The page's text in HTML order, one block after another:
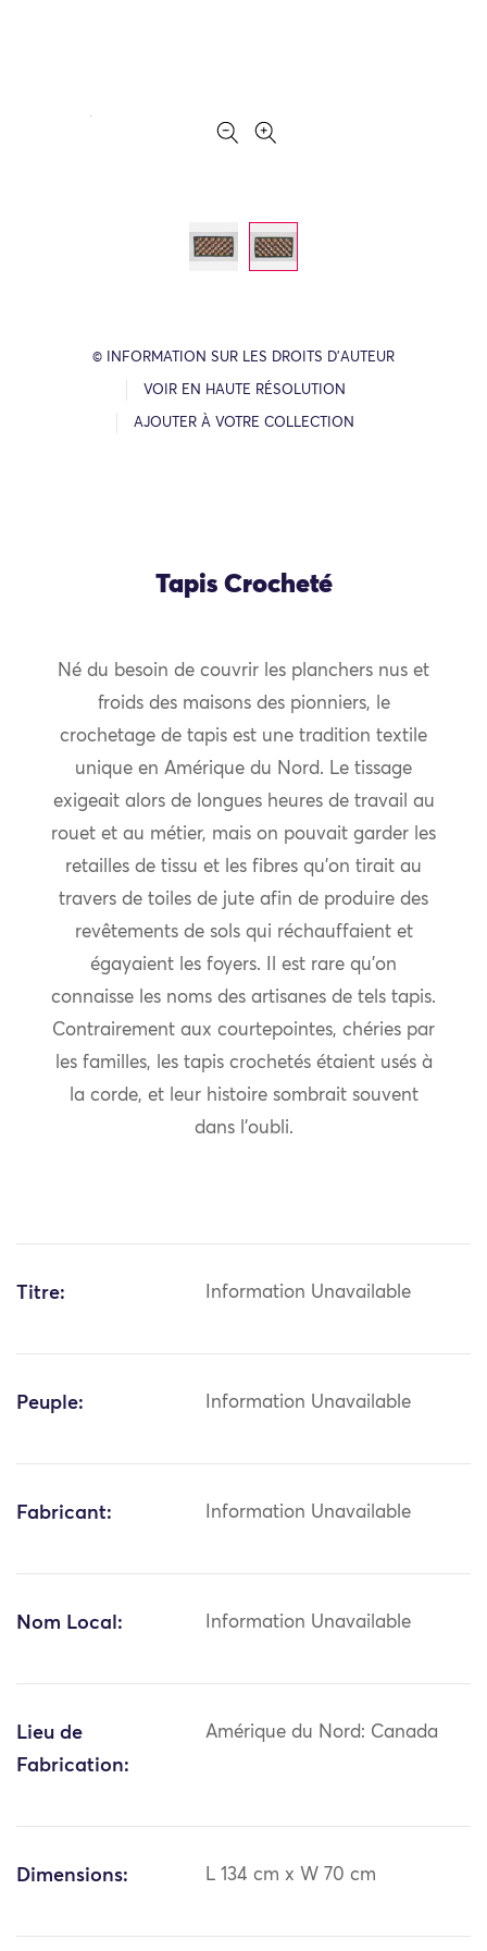
© INFORMATION SUR LES DROITS D’AUTEUR
VOIR EN HAUTE RÉSOLUTION
AJOUTER À VOTRE COLLECTION
Tapis Crocheté
Né du besoin de couvrir les planchers nus et
froids des maisons des pionniers, le
crochetage de tapis est une tradition textile
unique en Amérique du Nord. Le tissage
exigeait alors de longues heures de travail au
rouet et au métier, mais on pouvait garder les
retailles de tissu et les fibres qu’on tirait au
travers de toiles de jute afin de produire des
revêtements de sols qui réchauffaient et
égayaient les foyers. Il est rare qu’on
connaisse les noms des artisanes de tels tapis.
Contrairement aux courtepointes, chéries par
les familles, les tapis crochetés étaient usés à
la corde, et leur histoire sombrait souvent
dans l’oubli.
Titre: Information Unavailable
Peuple: Information Unavailable
Fabricant: Information Unavailable
Nom Local: Information Unavailable
Lieu de
Fabrication:
Amérique du Nord: Canada
Dimensions: L 134 cm x W 70 cm